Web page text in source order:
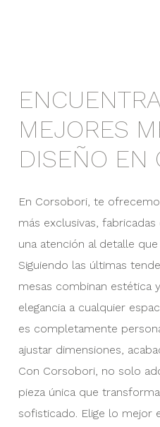
MEJORES
DISEÑO EN
En Corsobori, te
más exclusivas,
una atención al detalle
Siguiendo las últimas
mesas combinan estética
elegancia a cualquier
es completamente
ajustar dimensiones,
Con Corsobori, no solo
pieza única que
sofisticado. Elige lo mejor